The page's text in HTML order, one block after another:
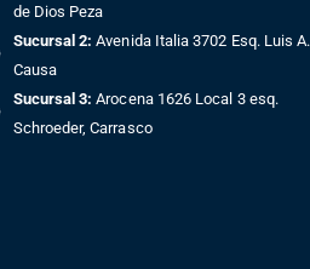
de Dios Peza
Sucursal 2: Avenida Italia 3702 Esq. Luis A.
Causa
Sucursal 3: Arocena 1626 Local 3 esq.
Schroeder, Carrasco